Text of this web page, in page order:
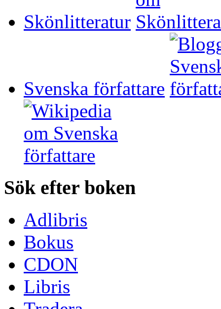
Skönlitteratur
Svenska författare
Sök efter boken
Adlibris
Bokus
CDON
Libris